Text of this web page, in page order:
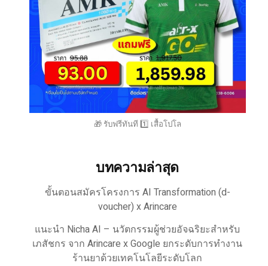
🎁 รับฟรีทันที 1️⃣ เสื้อโปโล
บทความล่าสุด
ขั้นตอนสมัครโครงการ AI Transformation (d-
voucher) x Arincare
แนะนำ Nicha AI – นวัตกรรมผู้ช่วยอัจฉริยะสำหรับ
เภสัชกร จาก Arincare x Google ยกระดับการทำงาน
ร้านยาด้วยเทคโนโลยีระดับโลก